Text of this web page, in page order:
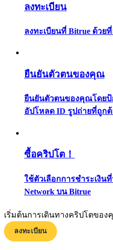
กลยุทธ์การซื้อขาย
ลงทะเบียน
ลงทะเบียนที่ Bitrue ด้วย
ยืนยันตัวตนของคุณ
ยืนยันตัวตนของคุณโดย
อัปโหลด ID รูปถ่ายที่ถูกต้
ซื้อคริปโต！
ใช้ตัวเลือกการชำระเงิน
Network บน Bitrue
เริ่มต้นการเดินทางคริปโตขอ
ลงทะเบียน